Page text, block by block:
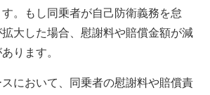
。もし同乗者が自己防衛義務を怠
大した場合、慰謝料や賠償金額が減
ります。
において、同乗者の慰謝料や賠償責